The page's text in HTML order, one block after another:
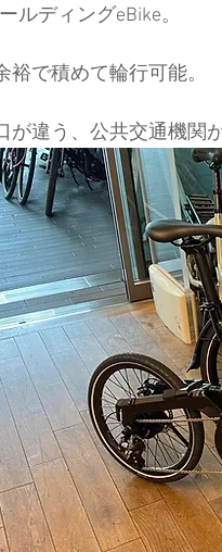
美味しいもの
キーガイド協会 中央ア
ルディングeBike。
裕で積めて輪行可能。
が違う、公共交通機関